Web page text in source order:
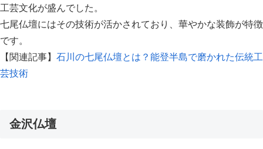
工芸文化が盛んでした。
七尾仏壇にはその技術が活かされており、華やかな装飾が特徴
です。
【関連記事】 石川の七尾仏壇とは？能登半島で磨かれた伝統工
芸技術
金沢仏壇